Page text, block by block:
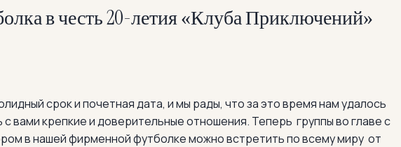
в честь 20-летия «Клуба Приключений»
срок и почетная дата, и мы рады, что за это время нам удалось
с вами крепкие и доверительные отношения. Теперь группы во главе с
в нашей фирменной футболке можно встретить по всему миру от